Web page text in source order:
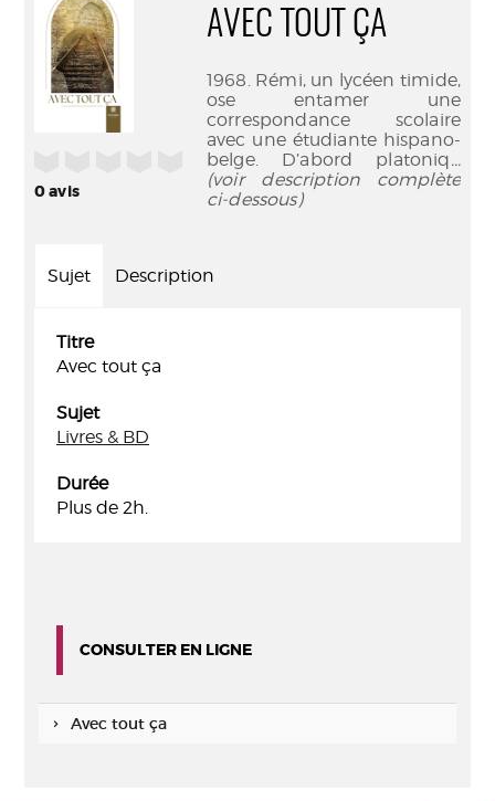
0avis
AVEC TOUT ÇA
1968. Rémi, un lycéen timide,
ose entamer une
correspondance scolaire
avec une étudiante hispano-
belge. D’abord platoniq...
(voir description complète
ci-dessous)
Sujet Description
Titre
Avec tout ça
Sujet
Livres & BD
Durée
Plus de 2h.
CONSULTER EN LIGNE
Avec tout ça